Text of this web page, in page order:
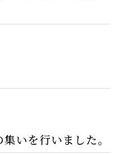
いを行いました。